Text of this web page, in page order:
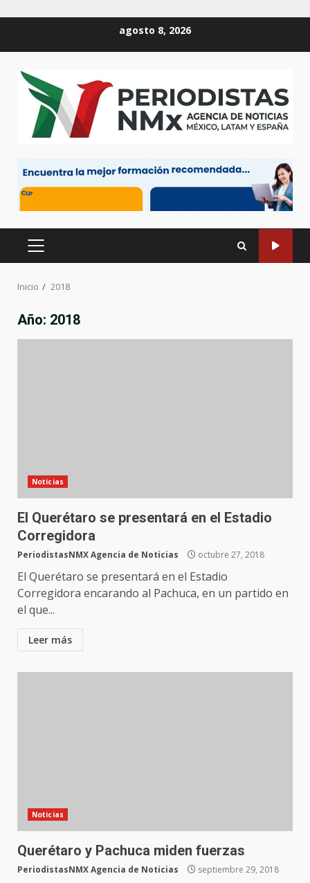
agosto 8, 2026
MENÚ
Inicio 2018
Año: 2018
Noticias
El Querétaro se presentará en el Estadio
Corregidora
PeriodistasNMX Agencia de Noticias octubre 27, 2018
El Querétaro se presentará en el Estadio
Corregidora encarando al Pachuca, en un partido en
el que...
Leer más
Noticias
Querétaro y Pachuca miden fuerzas
PeriodistasNMX Agencia de Noticias septiembre 29, 2018